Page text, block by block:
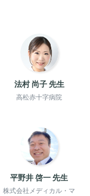
法村 尚子 先生
高松赤十字病院
平野井 啓一 先生
株式会社メディカル・マ